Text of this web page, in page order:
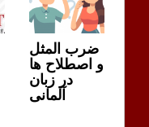
ضرب المثل
و اصطلاح ها
در زبان
آلمانی